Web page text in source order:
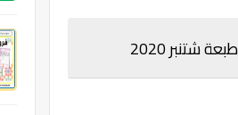
2020